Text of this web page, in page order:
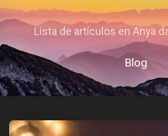
Lista de artículos en Anya
Blog